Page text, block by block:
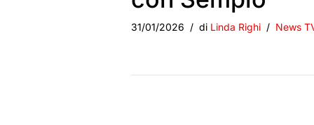
31/01/2026 di Linda Righi News